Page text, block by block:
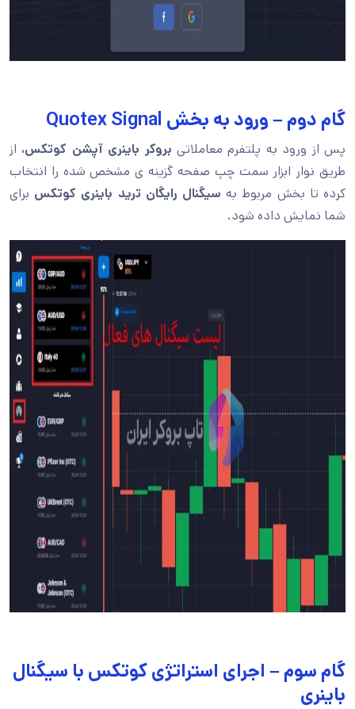
گام دوم – ورود به بخش Quotex Signal
پس از ورود به پلتفرم معاملاتی بروکر باینری آپشن کوتکس، از
طریق نوار ابزار سمت چپ صفحه گزینه ی مشخص شده را انتخاب
کرده تا بخش مربوط به سیگنال رایگان ترید باینری کوتکس برای
شما نمایش داده شود.
گام سوم – اجرای استراتژی کوتکس با سیگنال
باینری